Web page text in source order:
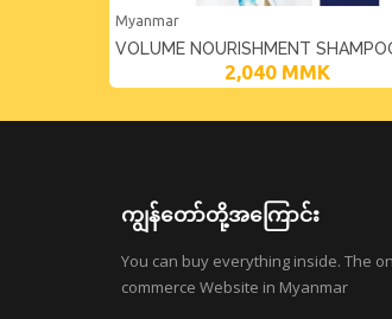
Myanmar
VOLUME NOURISHMENT
2,040 MMK
ကျွန်တော်တို့အကြောင်း
You can buy everything inside. The
commerce Website in Myanmar